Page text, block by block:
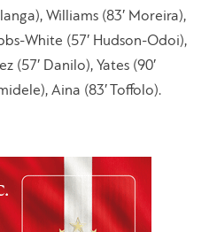
Williams (83′ Moreira),
White (57′ Hudson-Odoi),
(57′ Danilo), Yates (90′
Aina (83′ Toffolo).